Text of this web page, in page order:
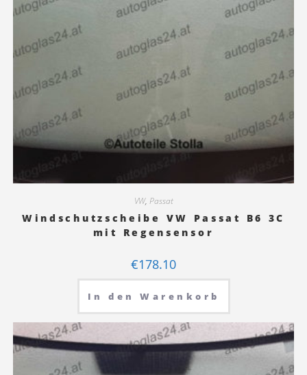
VW, Passat
Windschutzscheibe VW Passat B6 3C
mit Regensensor
€178.10
In den Warenkorb